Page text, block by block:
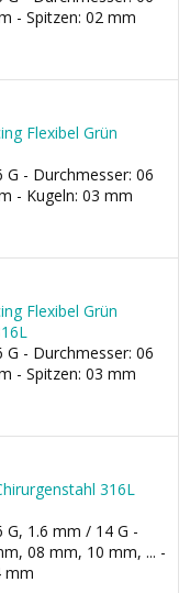
- Spitzen: 02 mm
Flexibel Grün
- Durchmesser: 06
- Kugeln: 03 mm
Flexibel Grün
- Durchmesser: 06
- Spitzen: 03 mm
316L
1.6 mm / 14 G -
08 mm, 10 mm, ... -
mm